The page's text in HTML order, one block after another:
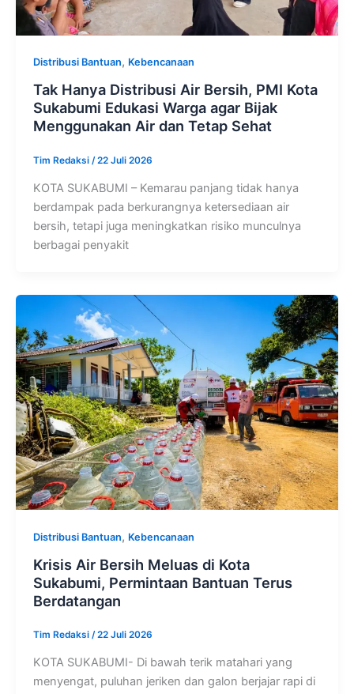
Distribusi Bantuan, Kebencanaan
Tak Hanya Distribusi Air Bersih, PMI Kota
Sukabumi Edukasi Warga agar Bijak
Menggunakan Air dan Tetap Sehat
Tim Redaksi /22 Juli 2026
KOTA SUKABUMI – Kemarau panjang tidak hanya
berdampak pada berkurangnya ketersediaan air
bersih, tetapi juga meningkatkan risiko munculnya
berbagai penyakit
Distribusi Bantuan, Kebencanaan
Krisis Air Bersih Meluas di Kota
Sukabumi, Permintaan Bantuan Terus
Berdatangan
Tim Redaksi /22 Juli 2026
KOTA SUKABUMI- Di bawah terik matahari yang
menyengat, puluhan jeriken dan galon berjajar rapi di